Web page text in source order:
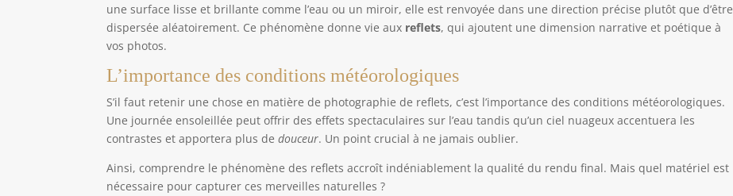
une surface lisse et brillante comme l’eau ou un miroir, elle est renvoyée dans une direction précise plutôt que d’être
dispersée aléatoirement. Ce phénomène donne vie aux reflets, qui ajoutent une dimension narrative et poétique à
vos photos.
L’importance des conditions météorologiques
S’il faut retenir une chose en matière de photographie de reflets, c’est l’importance des conditions météorologiques.
Une journée ensoleillée peut offrir des effets spectaculaires sur l’eau tandis qu’un ciel nuageux accentuera les
contrastes et apportera plus dedouceur. Un point crucial à ne jamais oublier.
Ainsi, comprendre le phénomène des reflets accroît indéniablement la qualité du rendu final. Mais quel matériel est
nécessaire pour capturer ces merveilles naturelles ?